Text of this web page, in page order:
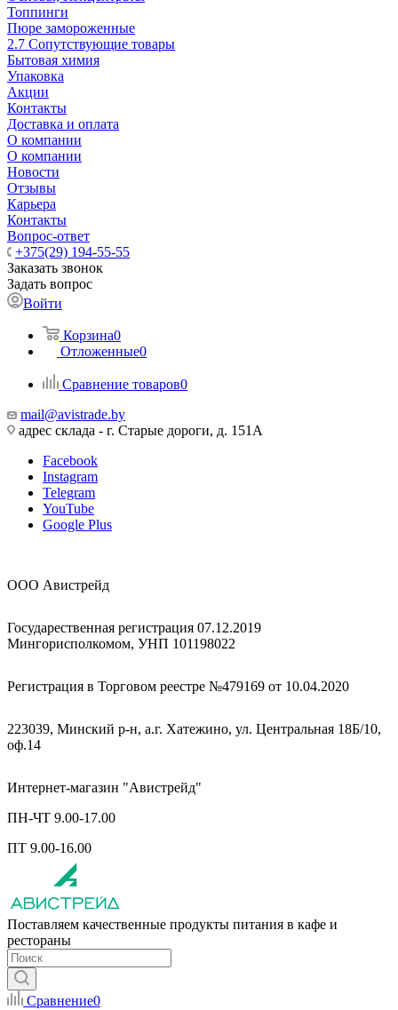
Топпинги
Пюре замороженные
2.7 Сопутствующие товары
Бытовая химия
Упаковка
Акции
Контакты
Доставка и оплата
О компании
О компании
Новости
Отзывы
Карьера
Контакты
Вопрос-ответ
+375(29) 194-55-55
Заказать звонок
Задать вопрос
Войти
Корзина0
Отложенные0
Сравнение товаров0
mail@avistrade.by
адрес склада - г. Старые дороги, д. 151А
Facebook
Instagram
Telegram
YouTube
Google Plus
ООО Авистрейд
Государественная регистрация 07.12.2019
Мингорисполкомом, УНП 101198022
Регистрация в Торговом реестре №479169 от 10.04.2020
223039, Минский р-н, а.г. Хатежино, ул. Центральная 18Б/10,
оф.14
Интернет-магазин "Авистрейд"
ПН-ЧТ 9.00-17.00
ПТ 9.00-16.00
Поставляем качественные продукты питания в кафе и
рестораны
Сравнение0